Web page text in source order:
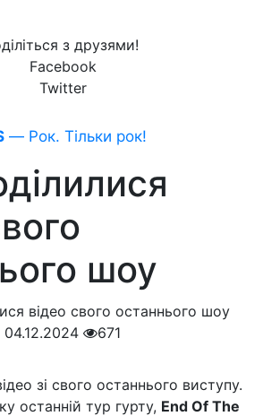
з друзями!
Facebook
Twitter
— Рок. Тільки рок!
шоу
04.12.2024
671
зі свого останнього виступу.
останній тур гурту, End Of The